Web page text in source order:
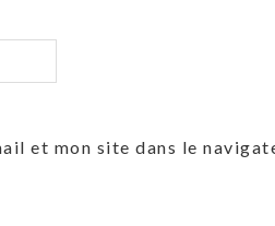
et mon site dans le